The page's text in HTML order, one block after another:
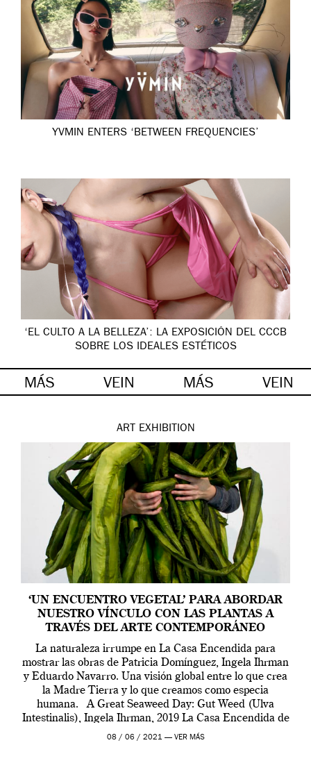
YVMIN ENTERS ‘BETWEEN FREQUENCIES’
‘EL CULTO A LA BELLEZA’: LA EXPOSICIÓN DEL CCCB
SOBRE LOS IDEALES ESTÉTICOS
MÁS VEIN MÁS VEIN
ART EXHIBITION
‘UN ENCUENTRO VEGETAL’ PARA ABORDAR
NUESTRO VÍNCULO CON LAS PLANTAS A
TRAVÉS DEL ARTE CONTEMPORÁNEO
La naturaleza irrumpe en La Casa Encendida para
mostrar las obras de Patricia Domínguez, Ingela Ihrman
y Eduardo Navarro. Una visión global entre lo que crea
la Madre Tierra y lo que creamos como especia
humana. A Great Seaweed Day: Gut Weed (Ulva
Intestinalis), Ingela Ihrman, 2019 La Casa Encendida de
Madrid y la Wellcome […]
08 / 06 / 2021 — VER MÁS